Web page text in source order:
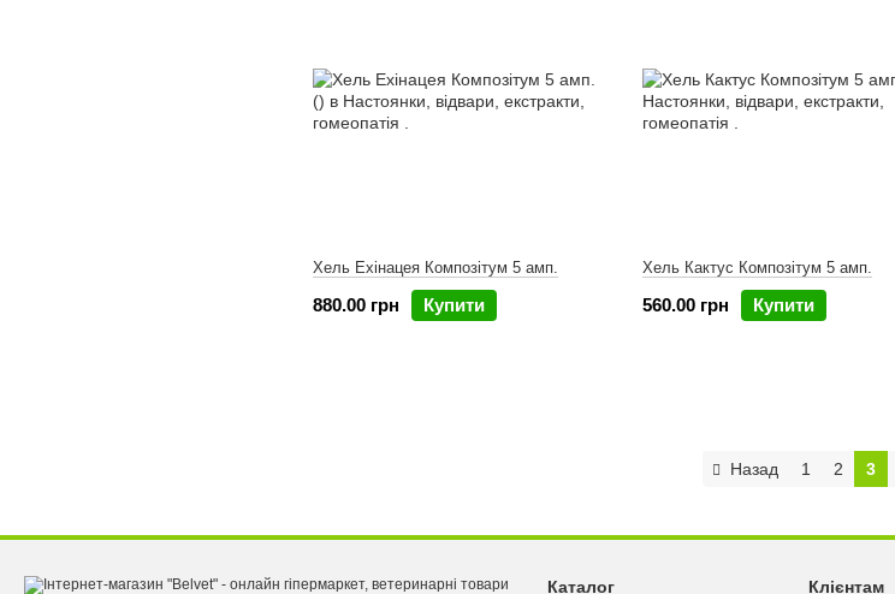
Хель Ехінацея Композітум 5 амп.
880.00 грн Купити
Хель Кактус Композітум 5 амп.
560.00 грн Купити
Назад 1 2 3
Каталог Клієнтам